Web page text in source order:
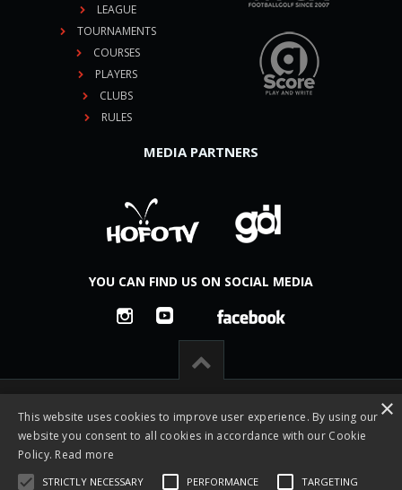
LEAGUE
TOURNAMENTS
COURSES
PLAYERS
CLUBS
RULES
MEDIA PARTNERS
YOU CAN FIND US ON SOCIAL MEDIA
×
This website uses cookies to improve user experience. By using our
website you consent to all cookies in accordance with our Cookie
Policy. Read more
STRICTLY NECESSARY PERFORMANCE TARGETING